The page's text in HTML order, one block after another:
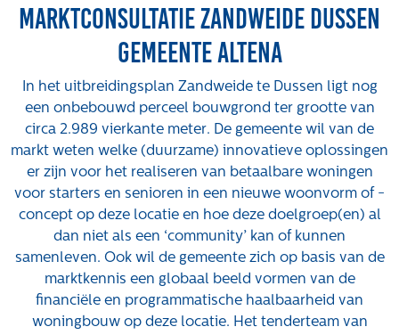
Brunssum
Concurrentiegerichte dialoog en tenderstrategie
Hoge Woerd in Ewijk
Pachtbeleid gemeente Valkenswaard: duurzame
pacht als instrument voor landbouw- en
watertransitie
Strategisch grondbeleid als motor voor
woningbouwversnelling Gemeente Vught
Over ons
Regeling van Rentmeesters 2020
Klachtenbehandeling Procedure (KBP)
Marktconsultatie Zandweide Dussen
gemeente Altena
In het uitbreidingsplan Zandweide te Dussen ligt nog
een onbebouwd perceel bouwgrond ter grootte van
circa 2.989 vierkante meter. De gemeente wil van de
markt weten welke (duurzame) innovatieve oplossingen
er zijn voor het realiseren van betaalbare woningen
voor starters en senioren in een nieuwe woonvorm of -
concept op deze locatie en hoe deze doelgroep(en) al
dan niet als een ‘community’ kan of kunnen
samenleven. Ook wil de gemeente zich op basis van de
marktkennis een globaal beeld vormen van de
financiële en programmatische haalbaarheid van
woningbouw op deze locatie. Het tenderteam van